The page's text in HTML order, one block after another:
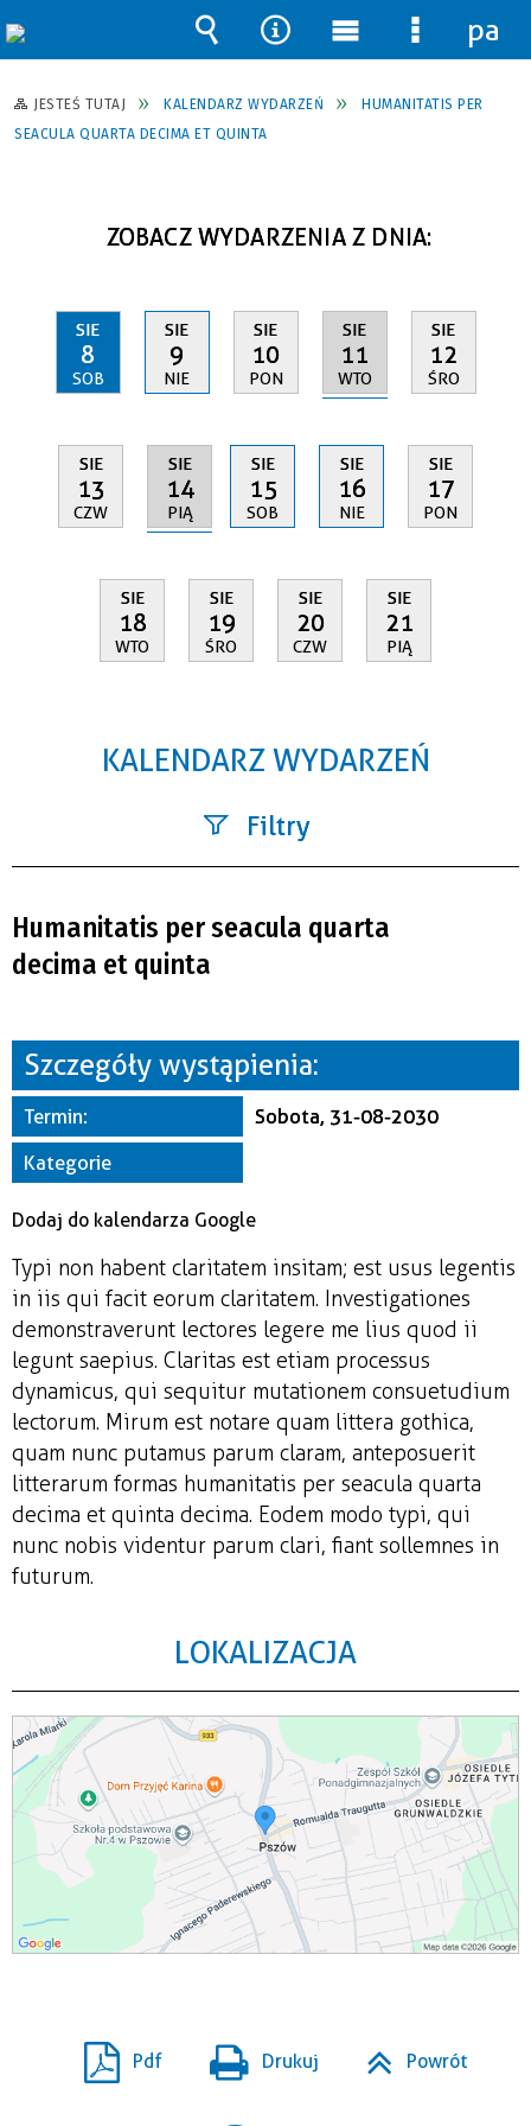
JESTEŚ TUTAJ KALENDARZ WYDARZEŃ
HUMANITATIS PER
SEACULA QUARTA DECIMA ET QUINTA
ZOBACZ WYDARZENIA Z DNIA:
SIE
8
SOB
SIE
9
NIE
SIE
10
PON
SIE
11
WTO
SIE
12
ŚRO
SIE
13
CZW
SIE
14
PIĄ
SIE
15
SOB
SIE
16
NIE
SIE
17
PON
SIE
18
WTO
SIE
19
ŚRO
SIE
20
CZW
SIE
21
PIĄ
KALENDARZ WYDARZEŃ
Filtry
—
Miejsce
Organizator
Humanitatis per seacula quarta
decima et quinta
Szczegóły wystąpienia:
Termin:
Sobota, 31-08-2030
Kategorie
Dodaj do kalendarza Google
Typi non habent claritatem insitam; est usus legentis
in iis qui facit eorum claritatem. Investigationes
demonstraverunt lectores legere me lius quod ii
legunt saepius. Claritas est etiam processus
dynamicus, qui sequitur mutationem consuetudium
lectorum. Mirum est notare quam littera gothica,
quam nunc putamus parum claram, anteposuerit
litterarum formas humanitatis per seacula quarta
decima et quinta decima. Eodem modo typi, qui
nunc nobis videntur parum clari, fiant sollemnes in
futurum.
LOKALIZACJA
Pdf Drukuj Powrót
Wyszukiwarka
Narzędzia
Menu
główne
Menu